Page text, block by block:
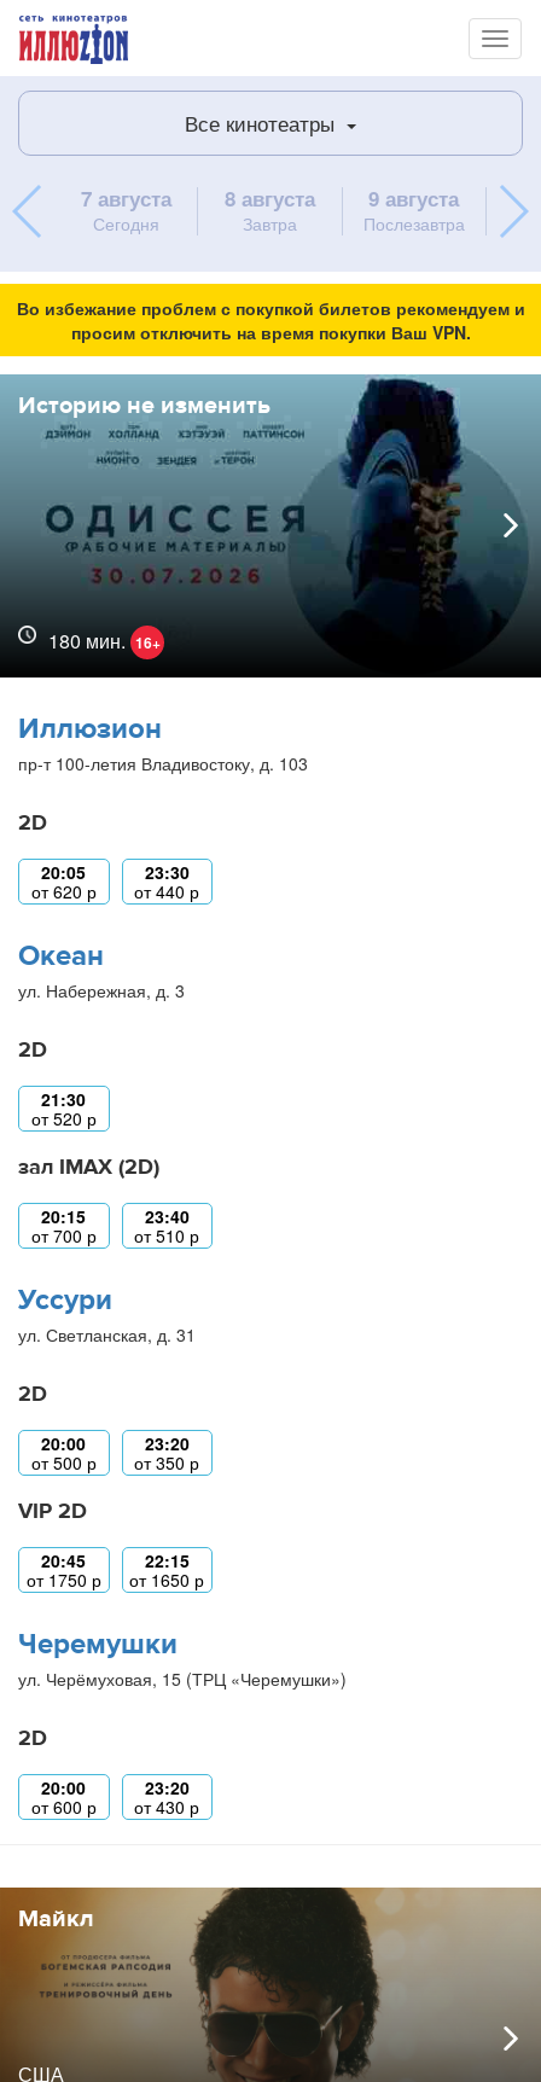
Все кинотеатры
7 августа
Сегодня
8 августа
Завтра
9 августа
Послезавтра
10
Во избежание проблем с покупкой билетов рекомендуем и
просим отключить на время покупки Ваш VPN.
Историю не изменить
180 мин. 16+
Иллюзион
пр-т 100-летия Владивостоку, д. 103
2D
20:05
от620 р
23:30
от440 р
Океан
ул. Набережная, д. 3
2D
21:30
от520 р
зал IMAX (2D)
20:15
от700 р
23:40
от510 р
Уссури
ул. Светланская, д. 31
2D
20:00
от500 р
23:20
от350 р
VIP 2D
20:45
от 1750 р
22:15
от 1650 р
Черемушки
ул. Черёмуховая, 15 (ТРЦ «Черемушки»)
2D
20:00
от600 р
23:20
от430 р
Майкл
США